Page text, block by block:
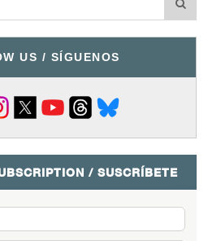
US / SÍGUENOS
/ SUSCRÍBETE